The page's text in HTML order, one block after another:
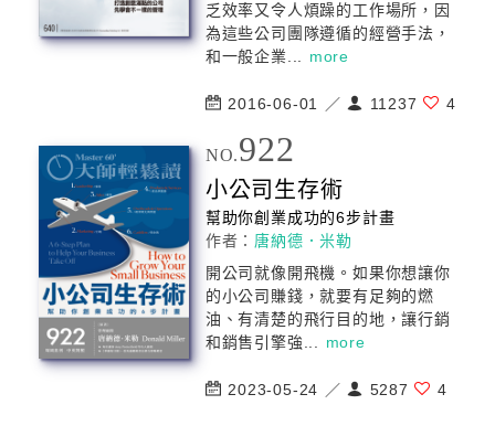
乏效率又令人煩躁的工作場所，因
為這些公司 團隊遵循的經營手法，
和一般企業... more
2016-06-01 ／ 11237 4
NO.922
小公司 生存術
幫助你創業成功的6步計畫
作者： 唐納德．米勒
開公司就像開飛機。如果你想讓你
的小公司 賺錢，就要有足夠的燃
油、有清楚的飛行目的地，讓行銷
和銷售引擎強... more
2023-05-24 ／ 5287 4